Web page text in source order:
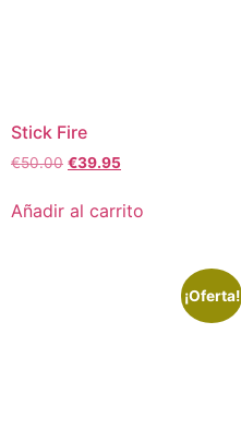
Stick Fire
€50.00 €39.95
Añadir al carrito
¡Oferta!